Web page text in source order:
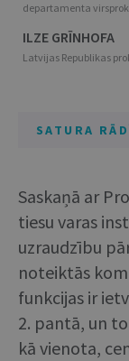
departamenta
ILZE GRĪNHOFA
Latvijas Republikas
SATURA
Saskaņā ar
tiesu varas
uzraudzību
noteiktās
funkcijas ir
2. pantā, un
kā vienota,